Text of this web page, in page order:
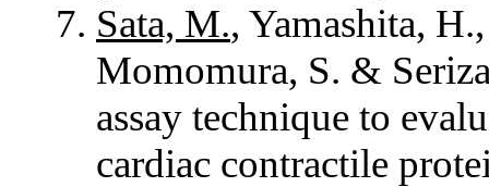
Sata, M., Yamashita,
Momomura, S. &
assay technique to
cardiac contractile